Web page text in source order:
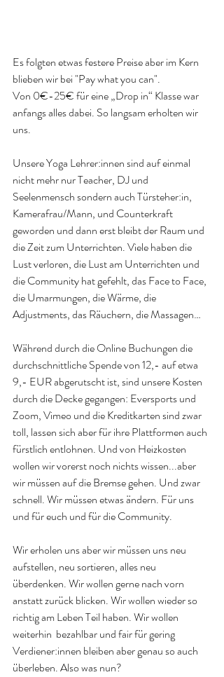
Es folgten etwas festere Preise aber im Kern
blieben wir bei "Pay what you can".
Von 0€-25€ für eine „Drop in“ Klasse war
anfangs alles dabei. So langsam erholten wir
uns.
Unsere Yoga Lehrer:innen sind auf einmal
nicht mehr nur Teacher, DJ und
Seelenmensch sondern auch Türsteher:in,
Kamerafrau/Mann, und Counterkraft
geworden und dann erst bleibt der Raum und
die Zeit zum Unterrichten. Viele haben die
Lust verloren, die Lust am Unterrichten und
die Community hat gefehlt, das Face to Face,
die Umarmungen, die Wärme, die
Adjustments, das Räuchern, die Massagen…
Während durch die Online Buchungen die
durchschnittliche Spende von 12,- auf etwa
9,- EUR abgerutscht ist, sind unsere Kosten
durch die Decke gegangen: Eversports und
Zoom, Vimeo und die Kreditkarten sind zwar
toll, lassen sich aber für ihre Plattformen auch
fürstlich entlohnen. Und von Heizkosten
wollen wir vorerst noch nichts wissen...aber
wir müssen auf die Bremse gehen. Und zwar
schnell. Wir müssen etwas ändern. Für uns
und für euch und für die Community.
Wir erholen uns aber wir müssen uns neu
aufstellen, neu sortieren, alles neu
überdenken. Wir wollen gerne nach vorn
anstatt zurück blicken. Wir wollen wieder so
richtig am Leben Teil haben. Wir wollen
weiterhin  bezahlbar und fair für gering
Verdiener:innen bleiben aber genau so auch
überleben. Also was nun?